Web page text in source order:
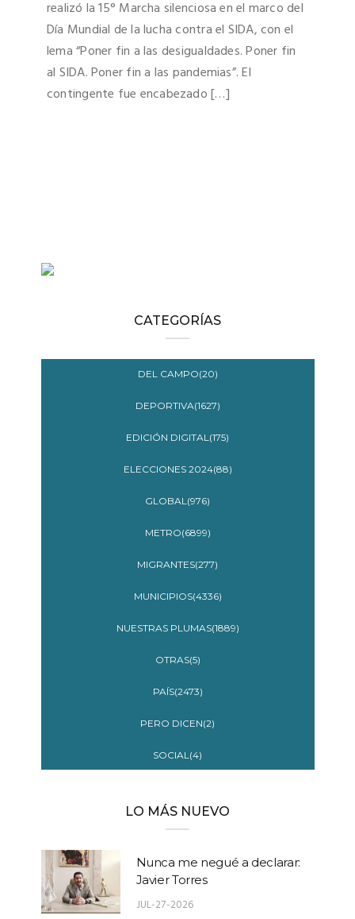
realizó la 15° Marcha silenciosa en el marco del
Día Mundial de la lucha contra el SIDA, con el
lema “Poner fin a las desigualdades. Poner fin
al SIDA. Poner fin a las pandemias”. El
contingente fue encabezado […]
CATEGORÍAS
DEL CAMPO(20)
DEPORTIVA(1627)
EDICIÓN DIGITAL(175)
ELECCIONES 2024(88)
GLOBAL(976)
METRO(6899)
MIGRANTES(277)
MUNICIPIOS(4336)
NUESTRAS PLUMAS(1889)
OTRAS(5)
PAÍS(2473)
PERO DICEN(2)
SOCIAL(4)
LO MÁS NUEVO
Nunca me negué a declarar:
Javier Torres
JUL-27-2026